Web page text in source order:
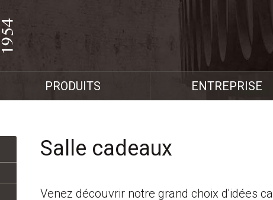
PRODUITS ENTREPRISE
Salle cadeaux
Venez découvrir notre grand choix d'idées